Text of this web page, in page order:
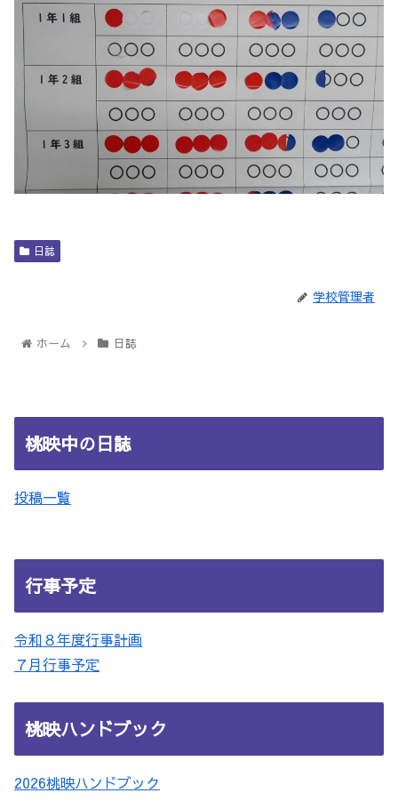
日誌
学校管理者
ホーム 日誌
桃映中の日誌
投稿一覧
行事予定
令和８年度行事計画
７月行事予定
桃映ハンドブック
2026桃映ハンドブック